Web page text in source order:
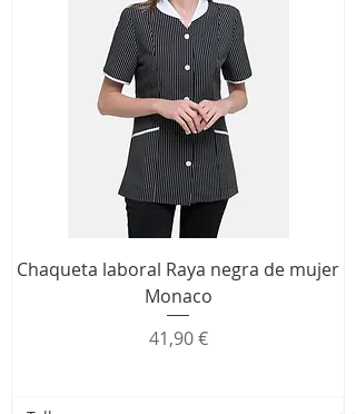
Chaqueta laboral Raya negra de mujer
Monaco
Precio
41,90 €